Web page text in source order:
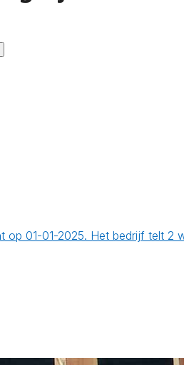
01-01-2025. Het bedrijf telt 2